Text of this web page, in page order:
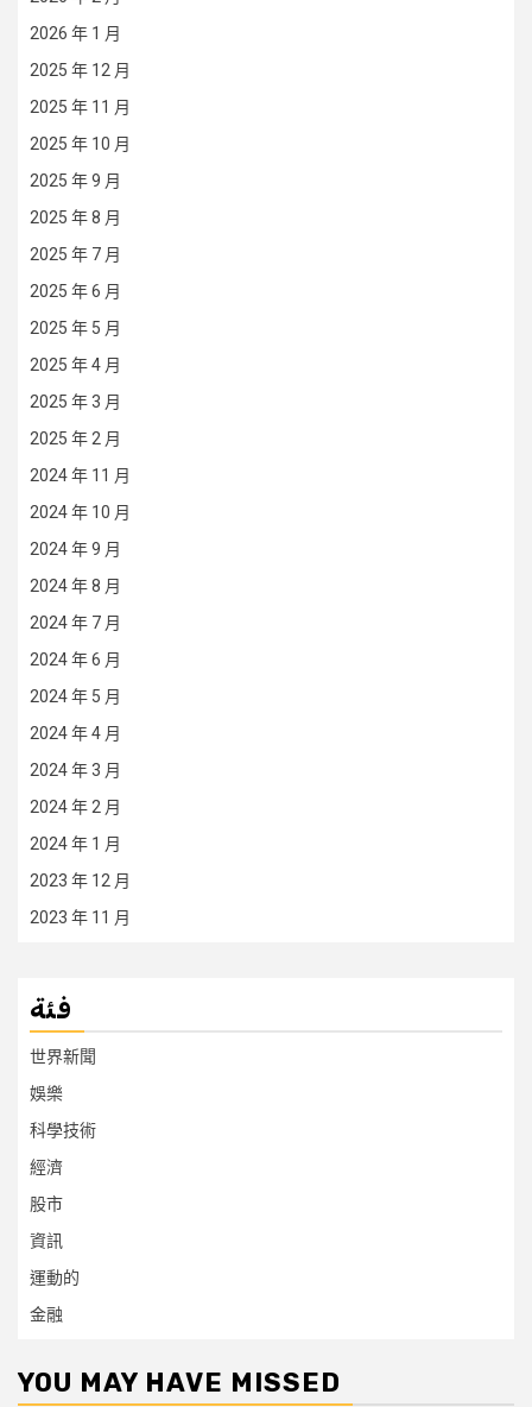
2026 年 1 月
2025 年 12 月
2025 年 11 月
2025 年 10 月
2025 年 9 月
2025 年 8 月
2025 年 7 月
2025 年 6 月
2025 年 5 月
2025 年 4 月
2025 年 3 月
2025 年 2 月
2024 年 11 月
2024 年 10 月
2024 年 9 月
2024 年 8 月
2024 年 7 月
2024 年 6 月
2024 年 5 月
2024 年 4 月
2024 年 3 月
2024 年 2 月
2024 年 1 月
2023 年 12 月
2023 年 11 月
فئة
世界新聞
娛樂
科學技術
經濟
股市
資訊
運動的
金融
YOU MAY HAVE MISSED